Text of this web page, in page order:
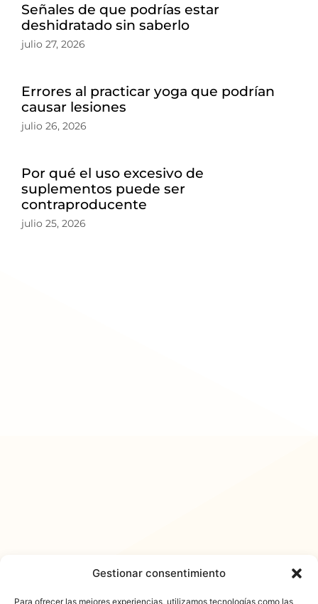
Gestionar consentimiento
Para ofrecer las mejores experiencias, utilizamos tecnologías como las
Señales de que podrías estar
deshidratado sin saberlo
julio 27, 2026
Errores al practicar yoga que podrían
causar lesiones
julio 26, 2026
Por qué el uso excesivo de
suplementos puede ser
contraproducente
julio 25, 2026